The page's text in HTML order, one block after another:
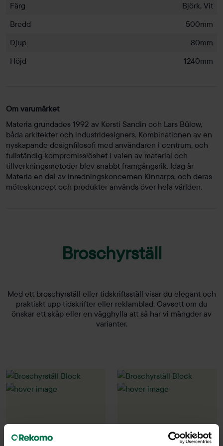
Färg
Björk, Vit
Bredd
500mm
Djup
80mm
Höjd
1240mm
Om varumärket
Materia grundades 1992 av Kersti Sandin och Lars Bülow,
båda arkitekter och industridesigners. Kombinationen av en
nyskapande designfilosofi med användaren i centrum, och
fullständig kompromisslöshet i valen av material och
tillverkningsmetoder blev snabbt framgångsrik. Idag är
Materia en del av inredningskoncernen Kinnarps, och deras
möteskoncept och produkter används över hela världen.
Broschyrställ
Med ett broschyrställ eller tidskriftsställ visar du elegant och
praktiskt upp tidskrifter eller reklamblad. Oavsett om du
önskar ett skåp eller en vägghylla att så har vi mängder av
varianter.